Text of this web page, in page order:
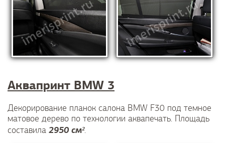
Аквапринт BMW 3
Декорирование планок салона BMW F30 под темное
матовое дерево по технологии аквапечать. Площадь
составила 2950 см².